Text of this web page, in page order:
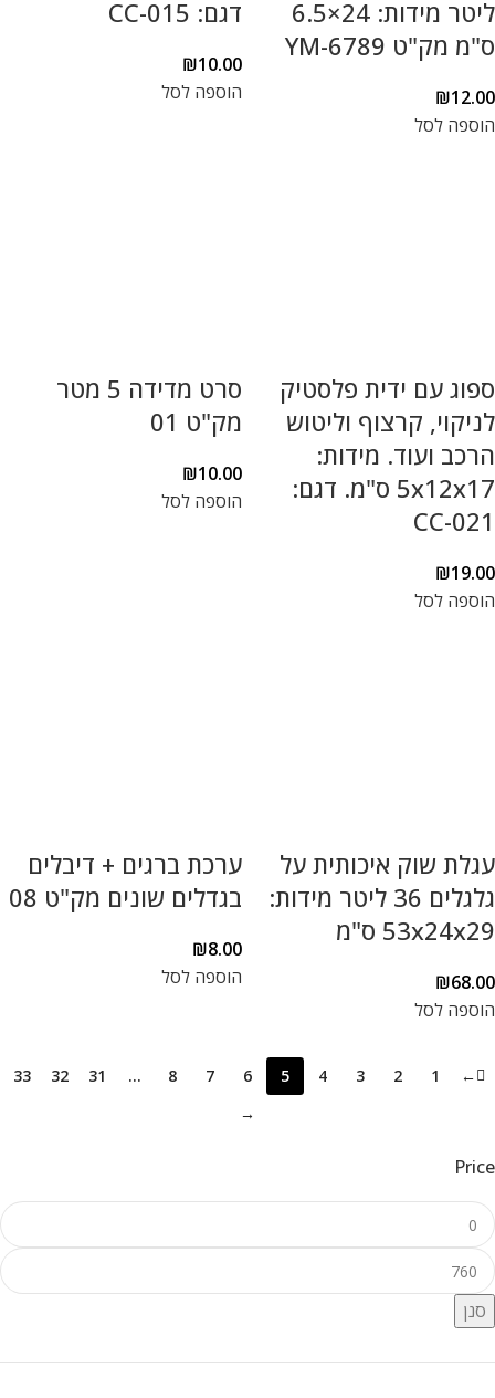
Price
סנן
ליטר מידות: 24×6.5
ס"מ מק"ט YM-6789
₪12.00
הוספה לסל
דגם: CC-015
₪10.00
הוספה לסל
ספוג עם ידית פלסטיק
לניקוי, קרצוף וליטוש
הרכב ועוד. מידות:
5x12x17 ס"מ. דגם:
CC-021
₪19.00
הוספה לסל
סרט מדידה 5 מטר
מק"ט 01
₪10.00
הוספה לסל
עגלת שוק איכותית על
גלגלים 36 ליטר מידות:
53x24x29 ס"מ
₪68.00
הוספה לסל
ערכת ברגים + דיבלים
בגדלים שונים מק"ט 08
₪8.00
הוספה לסל
←
1
2
3
4
5
6
7
8
…
31
32
33
→